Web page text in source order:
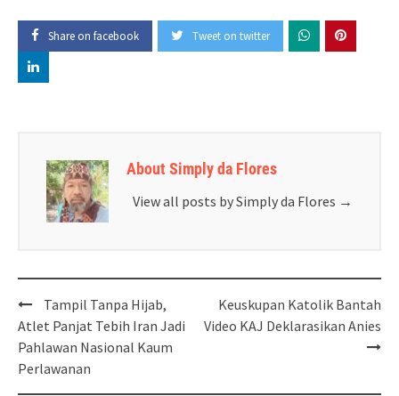
Share on facebook Tweet on twitter
About Simply da Flores
View all posts by Simply da Flores →
Post
navigation
Tampil Tanpa Hijab,
Atlet Panjat Tebih Iran Jadi
Pahlawan Nasional Kaum
Perlawanan
Keuskupan Katolik Bantah
Video KAJ Deklarasikan Anies